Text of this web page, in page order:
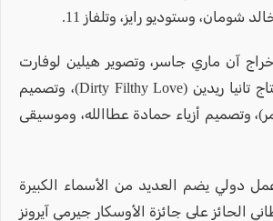
وستوديو رايز، وتلفاز 11.
آن ماري جاسر، وتصوير هيلين لوفارت
(Invisible Life)، مونتاج تانيا ريدين (Dirty Filthy Love)، وتصميم
وتصميم أزياء حمادة عطاالله، وموسيقى
دولي يضم العديد من الأسماء الكبيرة
الحائز على جائزة الأوسكار جيرمي آيرونز